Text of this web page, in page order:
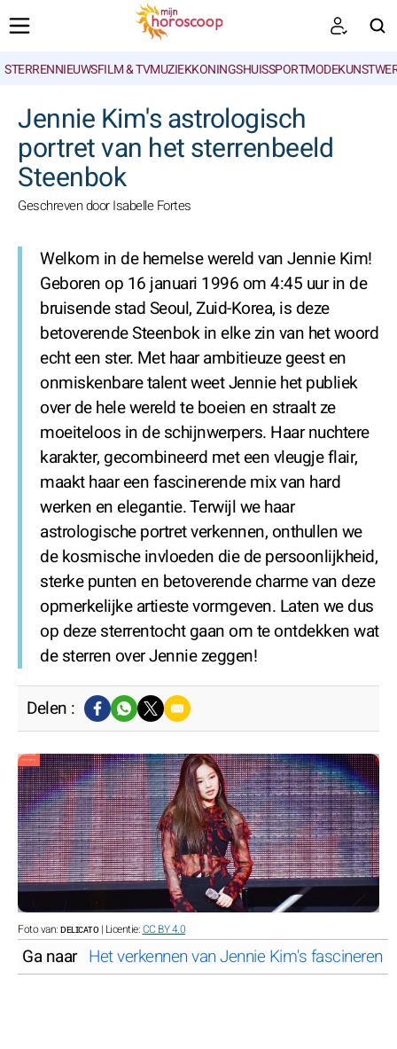
STERRENNIEUWSFILM & TVMUZIEKKONINGSHUISSPORTMODE
Jennie Kim's astrologisch
portret van het sterrenbeeld
Steenbok
Geschreven door Isabelle Fortes
Welkom in de hemelse wereld van Jennie Kim!
Geboren op 16 januari 1996 om 4:45 uur in de
bruisende stad Seoul, Zuid-Korea, is deze
betoverende Steenbok in elke zin van het woord
echt een ster. Met haar ambitieuze geest en
onmiskenbare talent weet Jennie het publiek
over de hele wereld te boeien en straalt ze
moeiteloos in de schijnwerpers. Haar nuchtere
karakter, gecombineerd met een vleugje flair,
maakt haar een fascinerende mix van hard
werken en elegantie. Terwijl we haar
astrologische portret verkennen, onthullen we
de kosmische invloeden die de persoonlijkheid,
sterke punten en betoverende charme van deze
opmerkelijke artieste vormgeven. Laten we dus
op deze sterrentocht gaan om te ontdekken wat
de sterren over Jennie zeggen!
Delen :
Foto van: ᴅᴇʟɪᴄᴀᴛᴏ | Licentie:CC BY 4.0
Ga naar Het verkennen van Jennie Kim's